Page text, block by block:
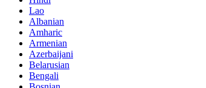
Lao
Albanian
Amharic
Armenian
Azerbaijani
Belarusian
Bengali